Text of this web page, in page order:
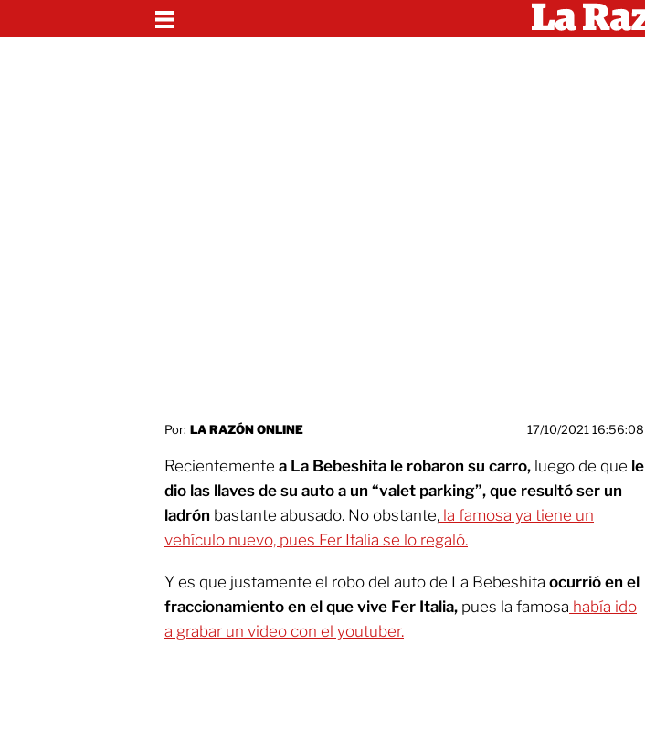
Por: LA RAZÓN ONLINE 17/10/2021 16:56:08
Recientemente a La Bebeshita le robaron su carro, luego de que le
dio las llaves de su auto a un “valet parking”, que resultó ser un
ladrón bastante abusado. No obstante, la famosa ya tiene un
vehículo nuevo, pues Fer Italia se lo regaló.
Y es que justamente el robo del auto de La Bebeshita ocurrió en el
fraccionamiento en el que vive Fer Italia, pues la famosa había ido
a grabar un video con el youtuber.